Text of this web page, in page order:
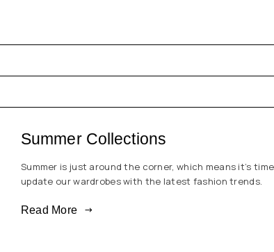
Summer Collections
Summer is just around the corner, which means it’s
update our wardrobes with the latest fashion trends.
Read More